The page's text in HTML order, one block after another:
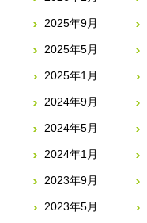
2025年9月
2025年5月
2025年1月
2024年9月
2024年5月
2024年1月
2023年9月
2023年5月